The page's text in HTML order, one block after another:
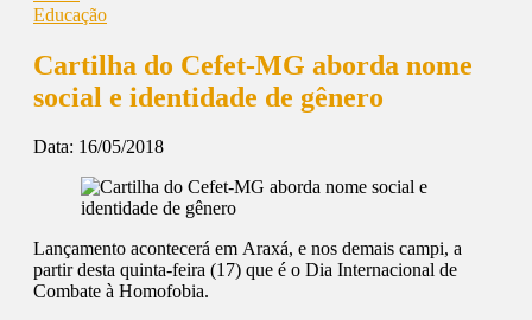
Educação
Cartilha do Cefet-MG aborda nome
social e identidade de gênero
Data: 16/05/2018
Lançamento acontecerá em Araxá, e nos demais campi, a
partir desta quinta-feira (17) que é o Dia Internacional de
Combate à Homofobia.